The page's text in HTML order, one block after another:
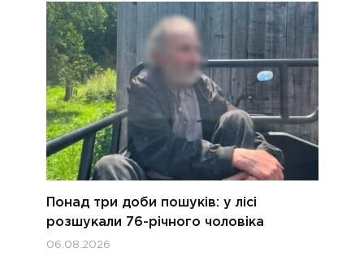
Понад три доби пошуків: у лісі
розшукали 76-річного чоловіка
06.08.2026